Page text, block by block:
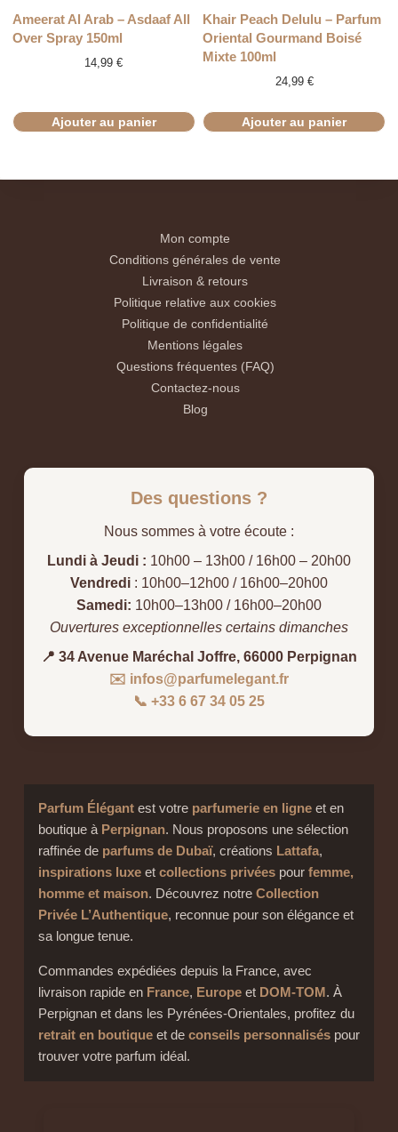
Ameerat Al Arab – Asdaaf All
Over Spray 150ml
14,99€
Ajouter au panier
Khair Peach Delulu – Parfum
Oriental Gourmand Boisé
Mixte 100ml
24,99 €
Ajouter au panier
Mon compte
Conditions générales de vente
Livraison & retours
Politique relative aux cookies
Politique de confidentialité
Mentions légales
Questions fréquentes (FAQ)
Contactez-nous
Blog
Des questions ?
Nous sommes à votre écoute :
Lundi à Jeudi : 10h00 – 13h00 / 16h00 – 20h00
Vendredi : 10h00–12h00 / 16h00–20h00
Samedi: 10h00–13h00 / 16h00–20h00
Ouvertures exceptionnelles certains dimanches
📍 34 Avenue Maréchal Joffre, 66000 Perpignan
✉️ infos@parfumelegant.fr
📞 +33 6 67 34 05 25
Parfum Élégantest votre parfumerie en ligneet en
boutique à Perpignan. Nous proposons une sélection
raffinée de parfums de Dubaï, créations Lattafa,
inspirations luxeet collections privéespour femme,
homme et maison. Découvrez notre Collection
Privée L’Authentique, reconnue pour son élégance et
sa longue tenue.
Commandes expédiées depuis la France, avec
livraison rapide en France, Europeet DOM-TOM. À
Perpignan et dans les Pyrénées-Orientales, profitez du
retrait en boutiqueet de conseils personnaliséspour
trouver votre parfum idéal.